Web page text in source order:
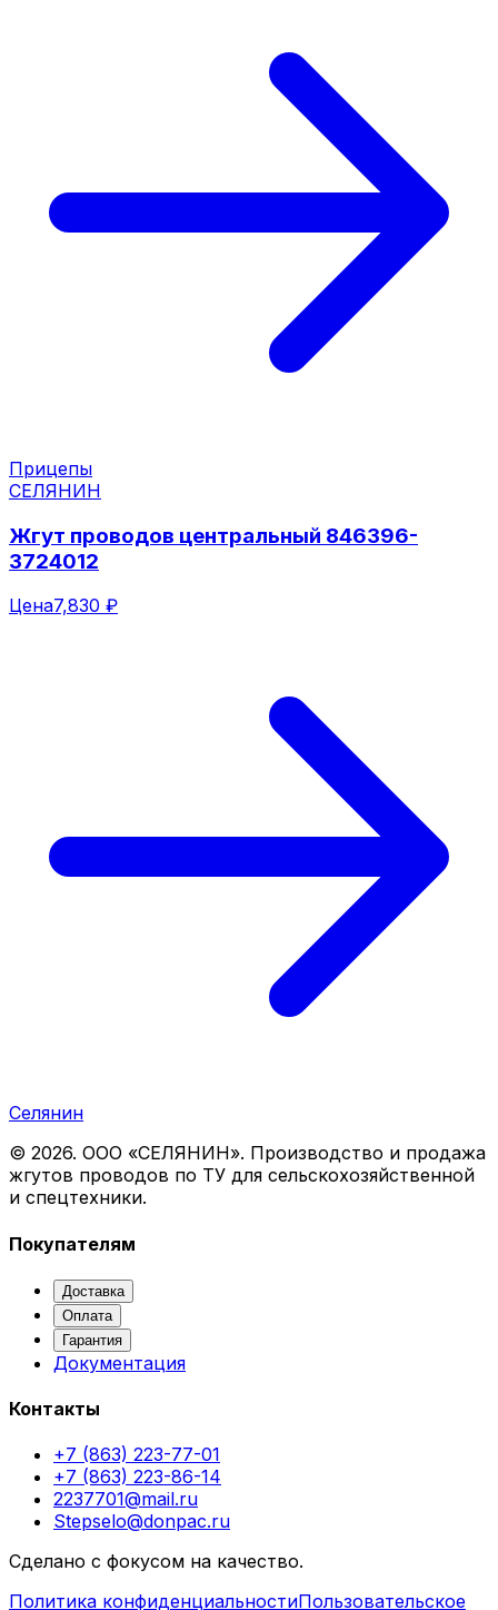
Прицепы
СЕЛЯНИН
Жгут проводов центральный 846396-
3724012
Цена7,830 ₽
Селянин
© 2026. ООО «СЕЛЯНИН». Производство и продажа
жгутов проводов по ТУ для сельскохозяйственной
и спецтехники.
Покупателям
Доставка
Оплата
Гарантия
Документация
Контакты
+7 (863) 223-77-01
+7 (863) 223-86-14
2237701@mail.ru
Stepselo@donpac.ru
Сделано с фокусом на качество.
Политика конфиденциальностиПользовательское